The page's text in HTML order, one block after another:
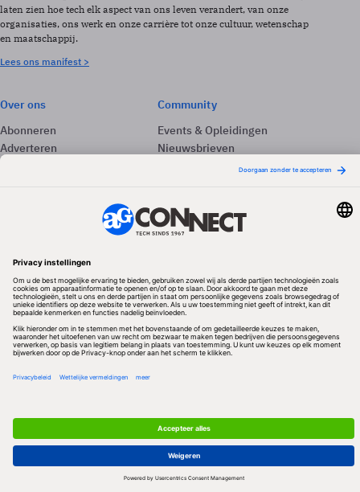
laten zien hoe tech elk aspect van ons leven verandert, van onze
organisaties, ons werk en onze carrière tot onze cultuur, wetenschap
en maatschappij.
Lees ons manifest >
Over ons
Abonneren
Adverteren
Community
Events & Opleidingen
Nieuwsbrieven
Redactionele partner
Privacy & Cookies